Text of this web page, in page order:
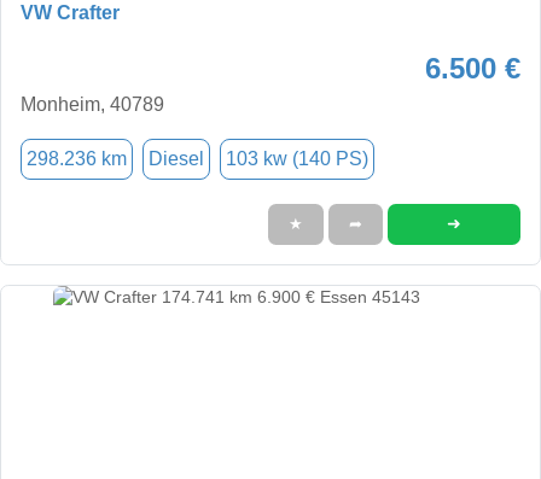
VW Crafter
6.500 €
Monheim, 40789
298.236 km Diesel 103 kw (140 PS)
★ ➦ ➜